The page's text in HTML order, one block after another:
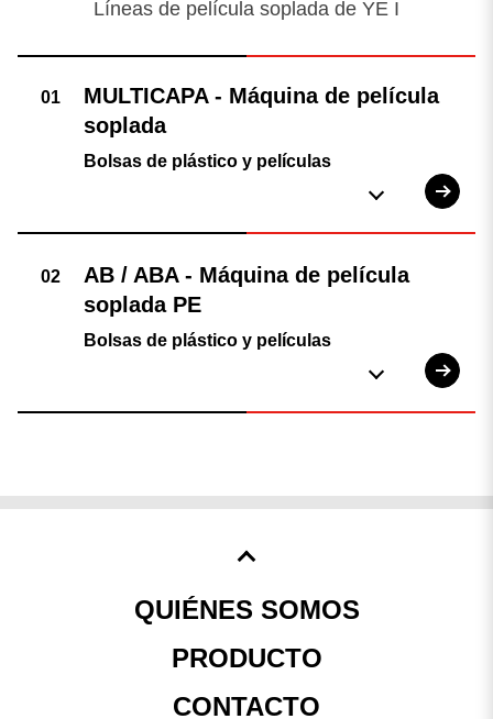
Líneas de película soplada de YE I
Bolsas de plástico y películas
Bolsas de plástico y películas
QUIÉNES SOMOS
PRODUCTO
CONTACTO